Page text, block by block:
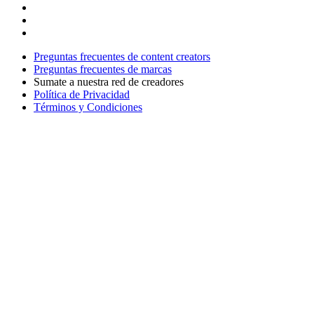
Preguntas frecuentes de content creators
Preguntas frecuentes de marcas
Sumate a nuestra red de creadores
Política de Privacidad
Términos y Condiciones